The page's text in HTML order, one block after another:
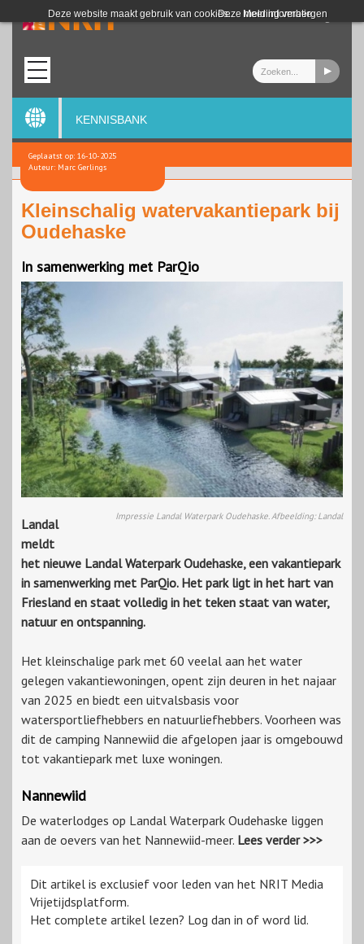
Deze website maakt gebruik van cookies. Meer informatie
Deze melding verbergen
Login
KENNISBANK
Geplaatst op: 16-10-2025
Auteur: Marc Gerlings
Kleinschalig watervakantiepark bij
Oudehaske
In samenwerking met ParQio
Impressie Landal Waterpark Oudehaske. Afbeelding: Landal
Landal
meldt
het nieuwe Landal Waterpark Oudehaske, een vakantiepark
in samenwerking met ParQio. Het park ligt in het hart van
Friesland en staat volledig in het teken staat van water,
natuur en ontspanning.
Het kleinschalige park met 60 veelal aan het water
gelegen vakantiewoningen, opent zijn deuren in het najaar
van 2025 en biedt een uitvalsbasis voor
watersportliefhebbers en natuurliefhebbers. Voorheen was
dit de camping Nannewiid die afgelopen jaar is omgebouwd
tot vakantiepark met luxe woningen.
Nannewiid
De waterlodges op Landal Waterpark Oudehaske liggen
aan de oevers van het Nannewiid-meer. Lees verder >>>
Dit artikel is exclusief voor leden van het NRIT Media
Vrijetijdsplatform.
Het complete artikel lezen? Log dan in of word lid.